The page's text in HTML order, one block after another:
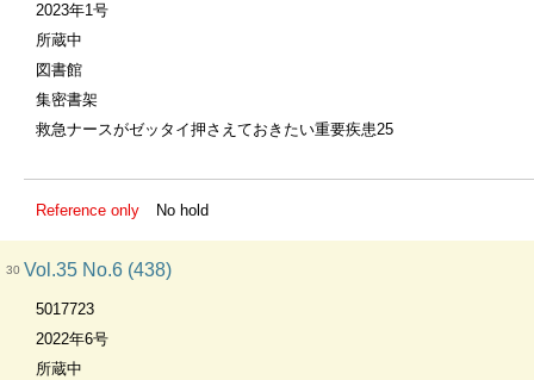
2023年1号
所蔵中
図書館
集密書架
救急ナースがゼッタイ押さえておきたい重要疾患25
Reference only No hold
30 Vol.35 No.6 (438)
5017723
2022年6号
所蔵中